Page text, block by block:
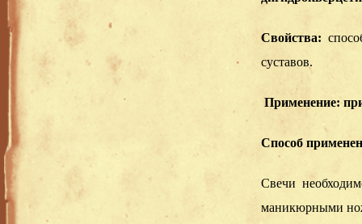
Свойства:
суставов.
Применение:
Способ
Свечи
маникюрными